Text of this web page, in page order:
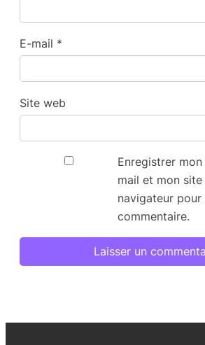
E-mail *
Site web
Enregistrer
mail et mon site
navigateur
commentaire.